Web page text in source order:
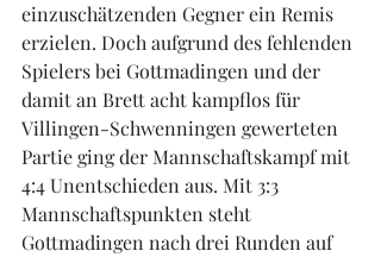
einzuschätzenden Gegner ein Remis
erzielen. Doch aufgrund des fehlenden
Spielers bei Gottmadingen und der
damit an Brett acht kampflos für
Villingen-Schwenningen gewerteten
Partie ging der Mannschaftskampf mit
4:4 Unentschieden aus. Mit 3:3
Mannschaftspunkten steht
Gottmadingen nach drei Runden auf